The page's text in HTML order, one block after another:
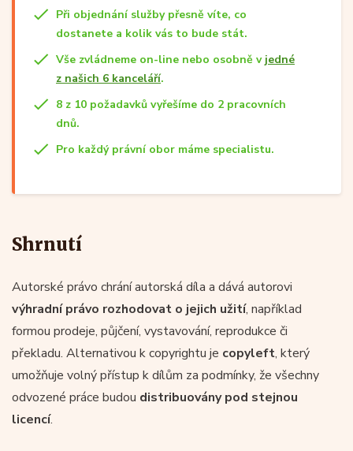
Při objednání služby přesně víte, co
dostanete a kolik vás to bude stát.
Vše zvládneme on-line nebo osobně v jedné
z našich 6 kanceláří.
8 z 10 požadavků vyřešíme do 2 pracovních
dnů.
Pro každý právní obor máme specialistu.
Shrnutí
Autorské právo chrání autorská díla a dává autorovi
výhradní právo rozhodovat o jejich užití, například
formou prodeje, půjčení, vystavování, reprodukce či
překladu. Alternativou k copyrightu je copyleft, který
umožňuje volný přístup k dílům za podmínky, že všechny
odvozené práce budou distribuovány pod stejnou
licencí.